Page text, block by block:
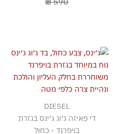
DIESEL
די פאיזה ג׳וג ג׳ינס בגזרת
בויפרנד - כחול